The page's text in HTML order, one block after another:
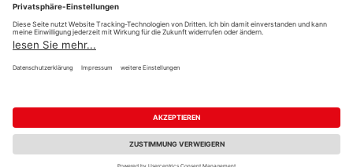
Impressum Datenschutz
Nutzungsbedingungen
Barrierefreiheitserklärung
Vertrag widerrufen